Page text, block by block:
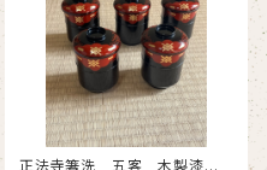
正法寺箸洗 五客 木製漆